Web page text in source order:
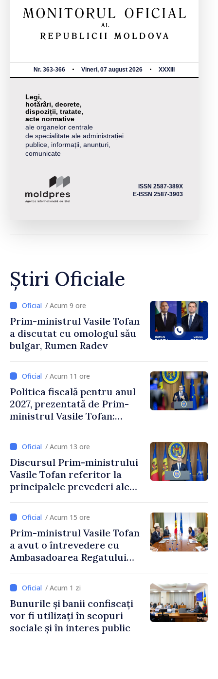
Nr. 363-366 Vineri, 07 august 2026 XXXIII
Legi,
hotărâri, decrete,
dispoziții, tratate,
acte normative
ale organelor centrale
de specialitate ale administrației
publice, informații, anunțuri,
comunicate
ISSN 2587-389X
E-ISSN 2587-3903
Știri Oficiale
/ Acum 9 ore
Prim-ministrul Vasile Tofan
a discutat cu omologul său
bulgar, Rumen Radev
/ Acum 11 ore
Politica fiscală pentru anul
2027, prezentată de Prim-
ministrul Vasile Tofan:
stimularea investițiilor și o
taxare mai echitabilă
/ Acum 13 ore
Discursul Prim-ministrului
Vasile Tofan referitor la
principalele prevederi ale
2027
/ Acum 15 ore
Prim-ministrul Vasile Tofan
a avut o întrevedere cu
Ambasadoarea Regatului
Irlandei de Nord, Fern
Horine / Acum 1 zi
Bunurile și banii confiscați
vor fi utilizați în scopuri
sociale și în interes public